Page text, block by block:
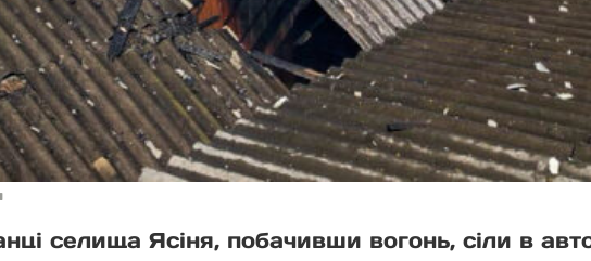
селища Ясіня, побачивши вогонь, сіли в